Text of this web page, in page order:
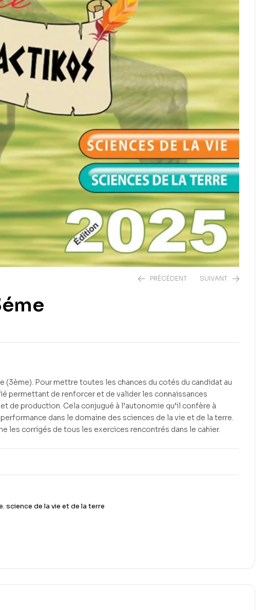
PRÉCÉDENT SUIVANT
Pour mettre toutes les chances du cotés du candidat au
permettant de renforcer et de valider les connaissances
de production. Cela conjugué à l’autonomie qu’il confère à
dans le domaine des sciences de la vie et de la terre.
les corrigés de tous les exercices rencontrés dans le cahier.
,science de la vie et de la terre